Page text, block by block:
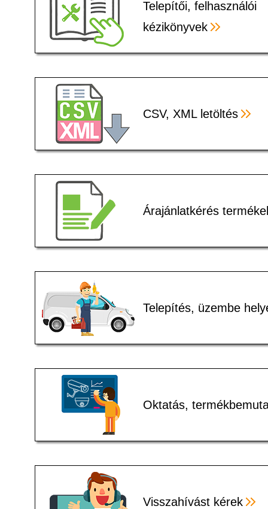
Telepítői, felhasználói
kézikönyvek
CSV, XML letöltés
Árajánlatkérés
Telepítés, üzembe
Oktatás,
Visszahívást kérek